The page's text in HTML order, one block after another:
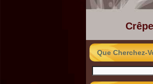
Que Cherchez-